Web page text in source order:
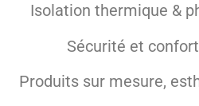
Isolation thermique &
Sécurité et
Produits sur mesure,